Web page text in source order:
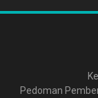
Pedoman